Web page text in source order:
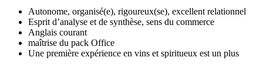
Autonome, organisé(e), rigoureux(se), excellent relationnel
Esprit d’analyse et de synthèse, sens du commerce
Anglais courant
maîtrise du pack Office
Une première expérience en vins et spiritueux est un plus